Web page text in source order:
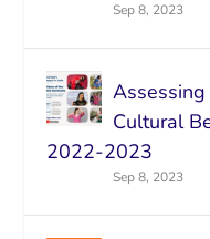
Sep 8, 2023
Assessing
Cultural
2022-2023
Sep 8, 2023